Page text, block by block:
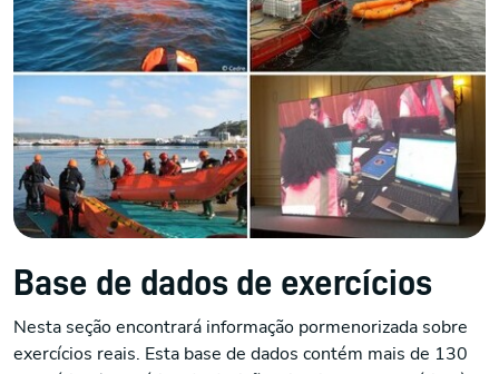
Base de dados de exercícios
Nesta seção encontrará informação pormenorizada sobre
exercícios reais. Esta base de dados contém mais de 130